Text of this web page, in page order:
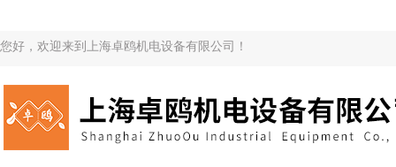
您好，欢迎来到上海卓鸥机电设备有限公司！